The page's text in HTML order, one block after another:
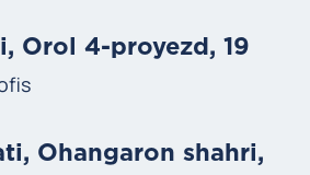
Orol 4-proyezd, 19
Ohangaron shahri,